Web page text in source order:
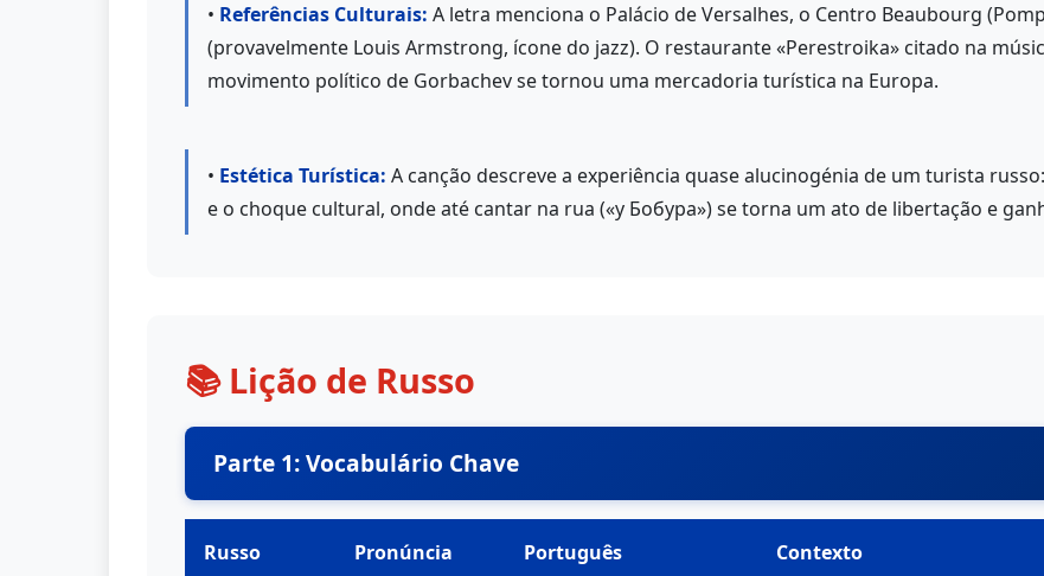
• Referências Culturais: A letra menciona o Palácio de Versalhes, o Centro Beaubourg
(provavelmente Louis Armstrong, ícone do jazz). O restaurante «Perestroika» citado na
movimento político de Gorbachev se tornou uma mercadoria turística na Europa.
• Estética Turística: A canção descreve a experiência quase alucinogénia de um turista
e o choque cultural, onde até cantar na rua («у Бобура») se torna um ato de libertação e
📚 Lição de Russo
Parte 1: Vocabulário Chave
Russo Pronúncia Português Contexto